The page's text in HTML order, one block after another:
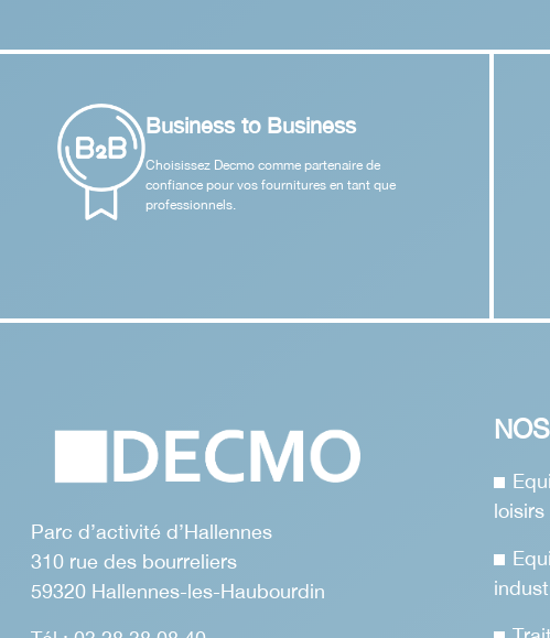
Business to Business
Choisissez Decmo comme partenaire de
confiance pour vos fournitures en tant que
professionnels.
Parc d’activité d’Hallennes
310 rue des bourreliers
59320 Hallennes-les-Haubourdin
loisirs